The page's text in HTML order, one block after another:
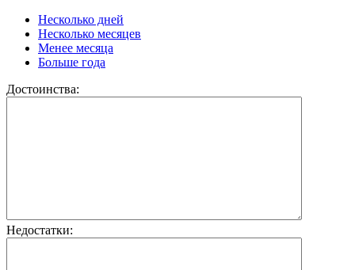
Несколько дней
Несколько месяцев
Менее месяца
Больше года
Достоинства:
Недостатки: